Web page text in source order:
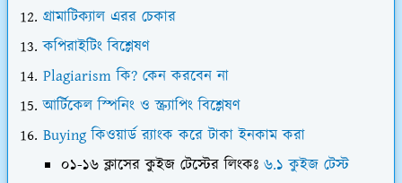
গ্রামাটিক্যাল এরর চেকার
কপিরাইটিং বিশ্লেষণ
Plagiarism কি? কেন করবেন না
আর্টিকেল স্পিনিং ও স্ক্র্যাপিং বিশ্লেষণ
Buying কিওয়ার্ড র‍্যাংক করে টাকা ইনকাম করা
০১-১৬ ক্লাসের কুইজ টেস্টের লিংকঃ ৬.১ কুইজ টেস্ট